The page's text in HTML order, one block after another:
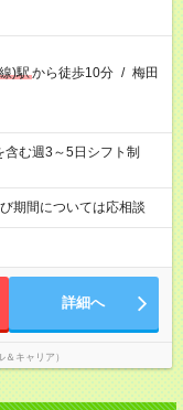
)駅から徒歩10分 / 梅田
む週3～5日シフト制
期間については応相談
詳細へ
キャリア）